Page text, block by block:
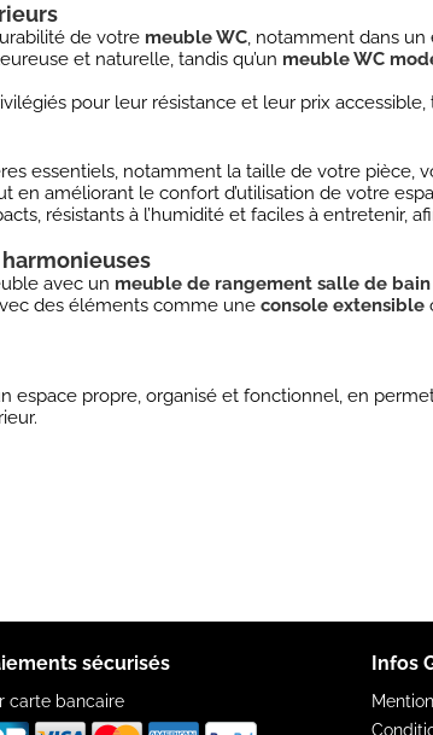
de votre meuble WC, notamment dans un
et naturelle, tandis qu’un meuble WC
pour leur résistance et leur prix
essentiels, notamment la taille de votre pièce,
améliorant le confort d’utilisation de votre
résistants à l’humidité et faciles à entretenir,
avec un meuble de rangement salle de bain
des éléments comme une console extensible
espace propre, organisé et fonctionnel, en
sécurisés
carte bancaire
Infos